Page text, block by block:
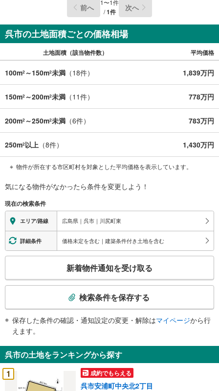
前へ 1〜1件
/1件 次へ
呉市の土地面積ごとの価格相場
土地面積（該当物件数） 平均価格
100m2 ～150m2未満 （18件） 1,839万円
150m2 ～200m2未満 （11件） 778万円
200m2 ～250m2未満 （6件） 783万円
250m2以上 （8件） 1,430万円
物件が所在する市区町村を対象とした平均価格を表示しています。
気になる物件がなかったら条件を変更しよう！
現在の検索条件
エリア/路線 広島県｜呉市｜川尻町東
詳細条件 価格未定を含む｜建築条件付き土地を含む
検
知
を
受
け
新着物件通知を受け取る
検索条件を保存する
保存した条件の確認・通知設定の変更・解除はマイページから行
えます。
呉市の土地をランキングから探す
1
成約でもらえる
呉市安浦町中央北2丁目